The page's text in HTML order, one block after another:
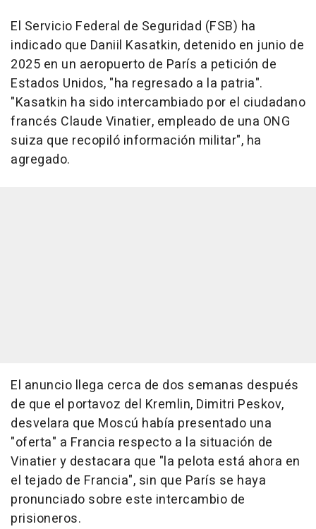
El Servicio Federal de Seguridad (FSB) ha
indicado que Daniil Kasatkin, detenido en junio de
2025 en un aeropuerto de París a petición de
Estados Unidos, "ha regresado a la patria".
"Kasatkin ha sido intercambiado por el ciudadano
francés Claude Vinatier, empleado de una ONG
suiza que recopiló información militar", ha
agregado.
El anuncio llega cerca de dos semanas después
de que el portavoz del Kremlin, Dimitri Peskov,
desvelara que Moscú había presentado una
"oferta" a Francia respecto a la situación de
Vinatier y destacara que "la pelota está ahora en
el tejado de Francia", sin que París se haya
pronunciado sobre este intercambio de
prisioneros.